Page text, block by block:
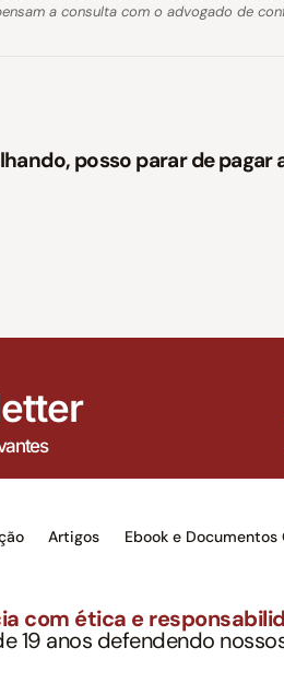
a consulta com o advogado de
posso parar de pagar
Artigos Ebook e Documentos
com ética e
19 anos defendendo